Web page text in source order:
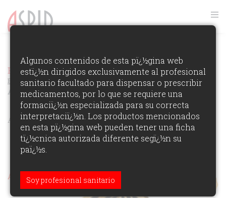
VER RANKING
Premios Aspid Espaï¿½a 2012Ver los Ganadores de la
Ediciï¿½n
ACCIONES DE MARKETING INTERNO
ÁREAS DE PARTICIPACIï¿½N:
Aspid Oro (marketing interno)
Algunos contenidos de esta pï¿½gina web
estï¿½n dirigidos exclusivamente al profesional
sanitario facultado para dispensar o prescribir
medicamentos, por lo que se requiere una
formaciï¿½n especializada para su correcta
interpretaciï¿½n. Los productos mencionados
en esta pï¿½gina web pueden tener una ficha
tï¿½cnica autorizada diferente segï¿½n su
paï¿½s.
Soy profesional sanitario